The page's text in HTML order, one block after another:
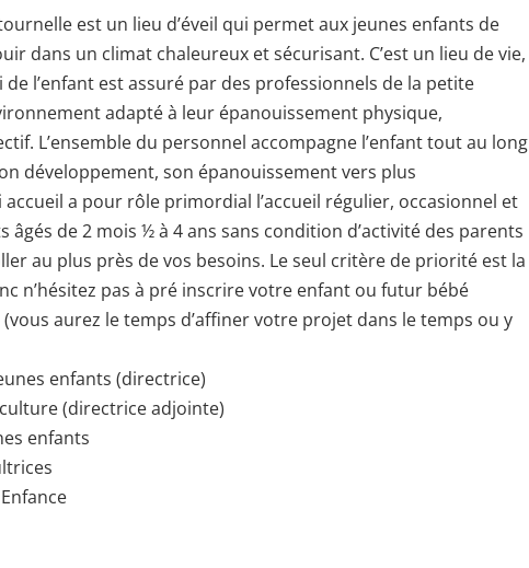
est un lieu d’éveil qui permet aux jeunes enfants de
dans un climat chaleureux et sécurisant. C’est un lieu de vie,
l’enfant est assuré par des professionnels de la petite
adapté à leur épanouissement physique,
L’ensemble du personnel accompagne l’enfant tout au long
développement, son épanouissement vers plus
accueil a pour rôle primordial l’accueil régulier, occasionnel et
âgés de 2 mois ½ à 4 ans sans condition d’activité des parents
au plus près de vos besoins. Le seul critère de priorité est la
n’hésitez pas à pré inscrire votre enfant ou futur bébé
(vous aurez le temps d’affiner votre projet dans le temps ou y
enfants (directrice)
(directrice adjointe)
enfants